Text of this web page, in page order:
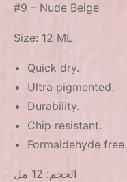
#9 – Nude Beige
Size: 12 ML
Quick dry.
Ultra pigmented.
Durability.
Chip resistant.
Formaldehyde free.
الحجم: 12 مل